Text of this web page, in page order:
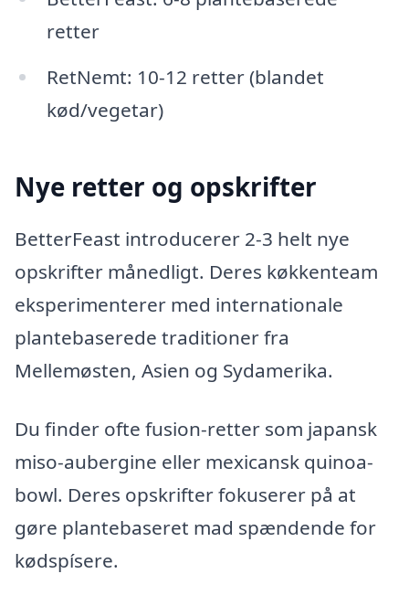
retter
RetNemt: 10-12 retter (blandet
kød/vegetar)
Nye retter og opskrifter
BetterFeast introducerer 2-3 helt nye
opskrifter månedligt. Deres køkkenteam
eksperimenterer med internationale
plantebaserede traditioner fra
Mellemøsten, Asien og Sydamerika.
Du finder ofte fusion-retter som japansk
miso-aubergine eller mexicansk quinoa-
bowl. Deres opskrifter fokuserer på at
gøre plantebaseret mad spændende for
kødspísere.